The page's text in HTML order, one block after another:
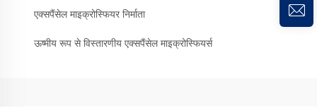
एक्सपैंसेल माइक्रोस्फियर निर्माता
ऊष्मीय रूप से विस्तारणीय एक्सपैंसेल माइक्रोस्फियर्स